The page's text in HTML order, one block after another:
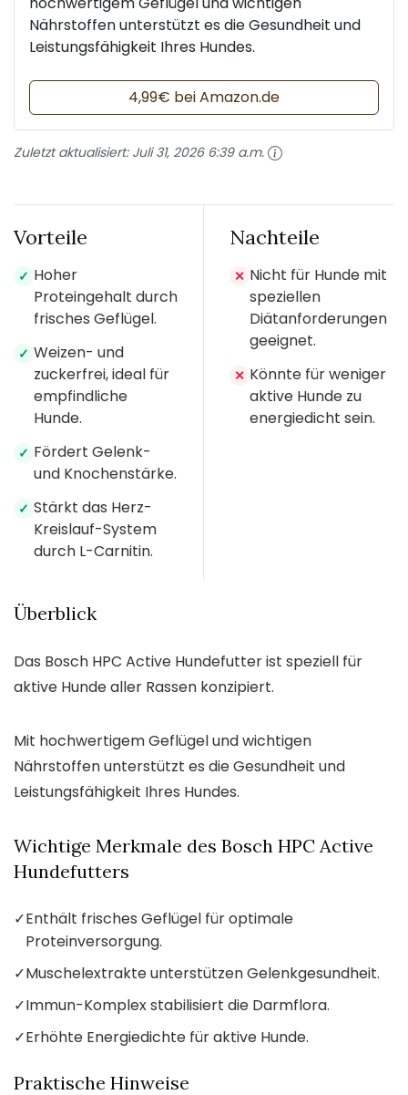
Nährstoffen unterstützt es die Gesundheit und
Leistungsfähigkeit Ihres Hundes.
4,99€ bei Amazon.de
Zuletzt aktualisiert: Juli 31, 2026 6:39 a.m.
Vorteile
✓ Hoher
Proteingehalt durch
frisches Geflügel.
✓ Weizen- und
zuckerfrei, ideal für
empfindliche
Hunde.
✓ Fördert Gelenk-
und Knochenstärke.
✓ Stärkt das Herz-
Kreislauf-System
durch L-Carnitin.
Nachteile
✕ Nicht für Hunde mit
speziellen
Diätanforderungen
geeignet.
✕ Könnte für weniger
aktive Hunde zu
energiedicht sein.
Überblick
Das Bosch HPC Active Hundefutter ist speziell für
aktive Hunde aller Rassen konzipiert.
Mit hochwertigem Geflügel und wichtigen
Nährstoffen unterstützt es die Gesundheit und
Leistungsfähigkeit Ihres Hundes.
Wichtige Merkmale des Bosch HPC Active
Hundefutters
✓Enthält frisches Geflügel für optimale
Proteinversorgung.
✓Muschelextrakte unterstützen Gelenkgesundheit.
✓Immun-Komplex stabilisiert die Darmflora.
✓Erhöhte Energiedichte für aktive Hunde.
Praktische Hinweise